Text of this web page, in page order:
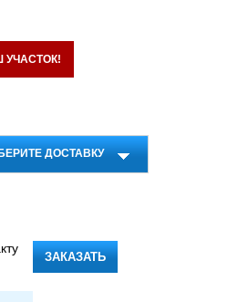
ДОСТАВКУ
ЗАКАЗАТЬ